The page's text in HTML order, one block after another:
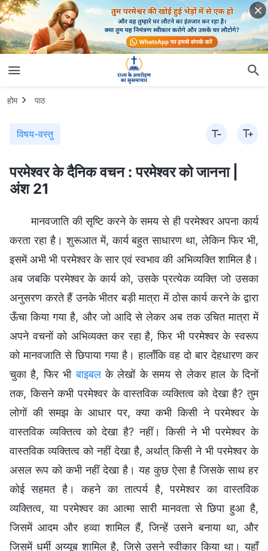
होम पाठ
विषय-वस्तु
परमेश्वर के दैनिक वचन : परमेश्वर को जानना |
अंश 21
मानवजाति की सृष्टि करने के समय से ही परमेश्वर अपना कार्य
करता रहा है। शुरूआत में, कार्य बहुत साधारण था, लेकिन फिर भी,
इसमें अभी भी परमेश्वर के सार एवं स्वभाव की अभिव्यक्ति शामिल है।
अब जबकि परमेश्वर के कार्य को, उसके प्रत्येक व्यक्ति जो उसका
अनुसरण करते हैं उनके भीतर बड़ी मात्रा में ठोस कार्य करने के द्वारा
ऊँचा किया गया है, और जो आदि से लेकर अब तक उचित मात्रा में
अपने वचनों को अभिव्यक्त कर रहा है, फिर भी परमेश्वर के स्वरूप
को मानवजाति से छिपाया गया है। हालाँकि वह दो बार देहधारण कर
चुका है, फिर भीबाइबलके लेखों के समय से लेकर हाल के दिनों
तक, किसने कभी परमेश्वर के वास्तविक व्यक्तित्व को देखा है? तुम
लोगों की समझ के आधार पर, क्या कभी किसी ने परमेश्वर के
वास्तविक व्यक्तित्व को देखा है? नहीं। किसी ने भी परमेश्वर के
वास्तविक व्यक्तित्व को नहीं देखा है, अर्थात् किसी ने भी परमेश्वर के
असल रूप को कभी नहीं देखा है। यह कुछ ऐसा है जिसके साथ हर
कोई सहमत है। कहने का तात्पर्य है, परमेश्वर का वास्तविक
व्यक्तित्व, या परमेश्वर का आत्मा सारी मानवता से छिपा हुआ है,
जिसमें आदम और हव्वा शामिल हैं, जिन्हें उसने बनाया था, और
जिसमें धर्मी अय्यूब शामिल है, जिसे उसने स्वीकार किया था। यहाँ